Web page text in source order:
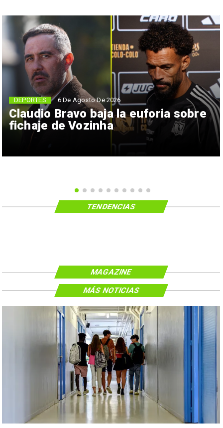
Claudio Bravo baja la euforia sobre
fichaje de Vozinha
DEPORTES 6 De Agosto De 2026
TENDENCIAS
MAGAZINE
MÁS NOTICIAS